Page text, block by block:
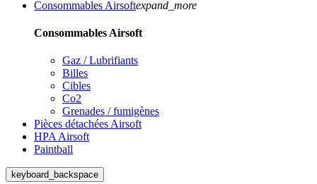
Consommables Airsoftexpand_more
Consommables Airsoft
Gaz / Lubrifiants
Billes
Cibles
Co2
Grenades / fumigènes
Pièces détachées Airsoft
HPA Airsoft
Paintball
keyboard_backspace